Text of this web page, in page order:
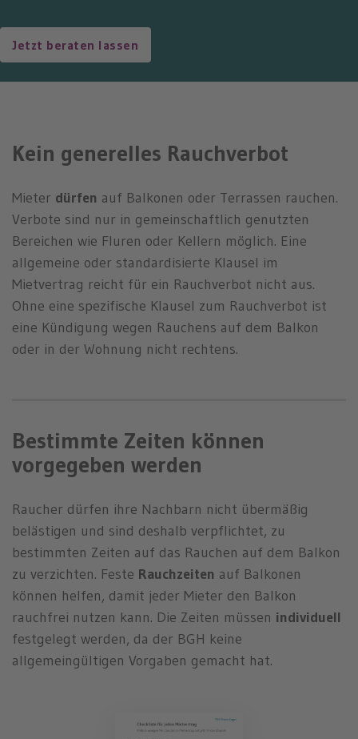
Jetzt beraten lassen
Kein generelles Rauchverbot
Mieter dürfen auf Balkonen oder Terrassen rauchen.
Verbote sind nur in gemeinschaftlich genutzten
Bereichen wie Fluren oder Kellern möglich. Eine
allgemeine oder standardisierte Klausel im
Mietvertrag reicht für ein Rauchverbot nicht aus.
Ohne eine spezifische Klausel zum Rauchverbot ist
eine Kündigung wegen Rauchens auf dem Balkon
oder in der Wohnung nicht rechtens.
Bestimmte Zeiten können
vorgegeben werden
Raucher dürfen ihre Nachbarn nicht übermäßig
belästigen und sind deshalb verpflichtet, zu
bestimmten Zeiten auf das Rauchen auf dem Balkon
zu verzichten. Feste Rauchzeiten auf Balkonen
können helfen, damit jeder Mieter den Balkon
rauchfrei nutzen kann. Die Zeiten müssen individuell
festgelegt werden, da der BGH keine
allgemeingültigen Vorgaben gemacht hat.